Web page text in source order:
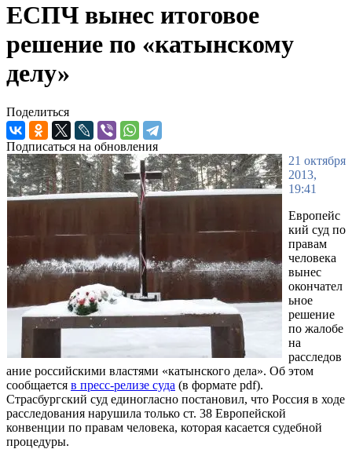
ЕСПЧ вынес итоговое
решение по «катынскому
делу»
Поделиться
Подписаться на обновления
21 октября
2013,
19:41
Европейс
кий суд по
правам
человека
вынес
окончател
ьное
решение
по жалобе
на
расследов
ание российскими властями «катынского дела». Об этом
сообщается в пресс-релизе суда (в формате pdf).
Страсбургский суд единогласно постановил, что Россия в ходе
расследования нарушила только ст. 38 Европейской
конвенции по правам человека, которая касается судебной
процедуры.